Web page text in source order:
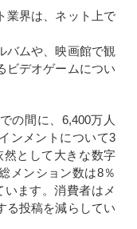
業界は、ネット上で
バムや、映画館で観
ビデオゲームについ
の間に、6,400万人
ンメントについて3
然として大きな数字
メンション数は8％
ます。消費者はメ
る投稿を減らしてい